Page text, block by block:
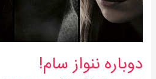
دوباره ننواز سام!